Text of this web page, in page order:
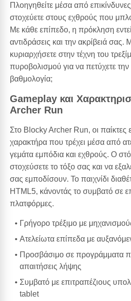
Πλοηγηθείτε μέσα από
στοχεύετε στους εχθρούς που
Με κάθε επίπεδο, η πρόκληση
αντιδράσεις και την ακρίβειά σας.
κυριαρχήσετε στην τέχνη του
πυροβολισμού για να πετύχετε
βαθμολογία;
Gameplay και
Archer Run
Στο Blocky Archer Run, οι παίκτες
χαρακτήρα που τρέχει μέσα από
γεμάτα εμπόδια και εχθρούς. Ο
στοχεύσετε το τόξο σας και να
σας εμποδίσουν. Το παιχνίδι
HTML5, κάνοντάς το συμβατό σε
πλατφόρμες.
Γρήγορο τρέξιμο με
Ατελείωτα επίπεδα με
Προσβάσιμο σε προγράμματα
απαιτήσεις λήψης
Συμβατό με επιτραπέζιους
tablet